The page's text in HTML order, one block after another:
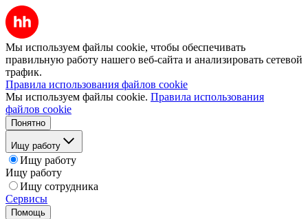
Мы используем файлы cookie, чтобы обеспечивать
правильную работу нашего веб-сайта и анализировать сетевой
трафик.
Правила использования файлов cookie
Мы используем файлы cookie. Правила использования
файлов cookie
Понятно
Ищу работу
Ищу работу
Ищу работу
Ищу сотрудника
Сервисы
Помощь